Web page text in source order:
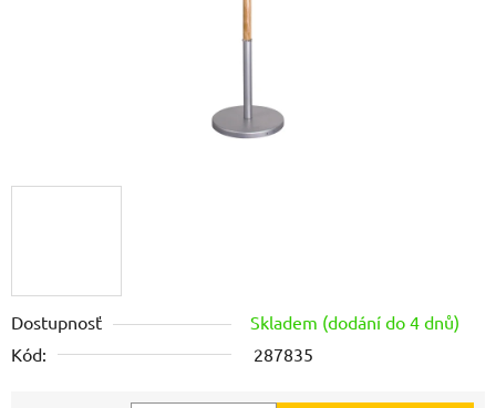
Dostupnosť
Skladem (dodání do 4 dnů)
Kód:
287835